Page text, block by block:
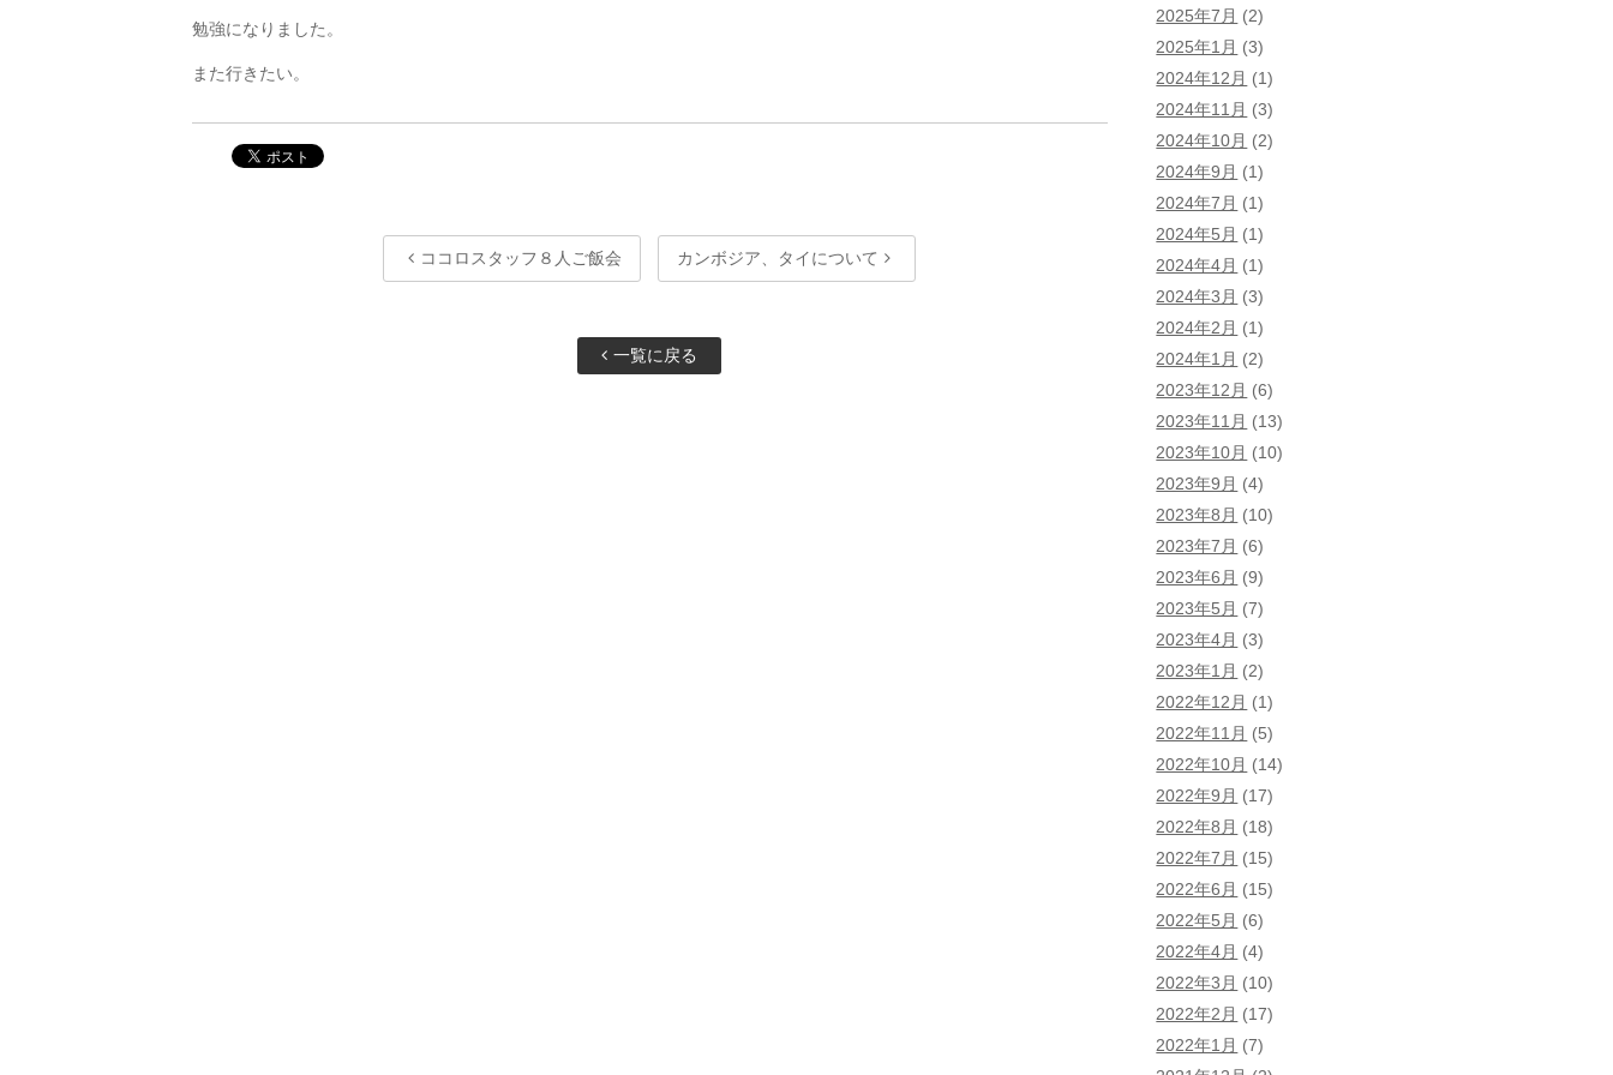
勉強になりました。
また行きたい。
ココロスタッフ８人ご飯会 カンボジア、タイについて
一覧に戻る
2025年7月 (2)
2025年1月 (3)
2024年12月 (1)
2024年11月 (3)
2024年10月 (2)
2024年9月 (1)
2024年7月 (1)
2024年5月 (1)
2024年4月 (1)
2024年3月 (3)
2024年2月 (1)
2024年1月 (2)
2023年12月 (6)
2023年11月 (13)
2023年10月 (10)
2023年9月 (4)
2023年8月 (10)
2023年7月 (6)
2023年6月 (9)
2023年5月 (7)
2023年4月 (3)
2023年1月 (2)
2022年12月 (1)
2022年11月 (5)
2022年10月 (14)
2022年9月 (17)
2022年8月 (18)
2022年7月 (15)
2022年6月 (15)
2022年5月 (6)
2022年4月 (4)
2022年3月 (10)
2022年2月 (17)
2022年1月 (7)